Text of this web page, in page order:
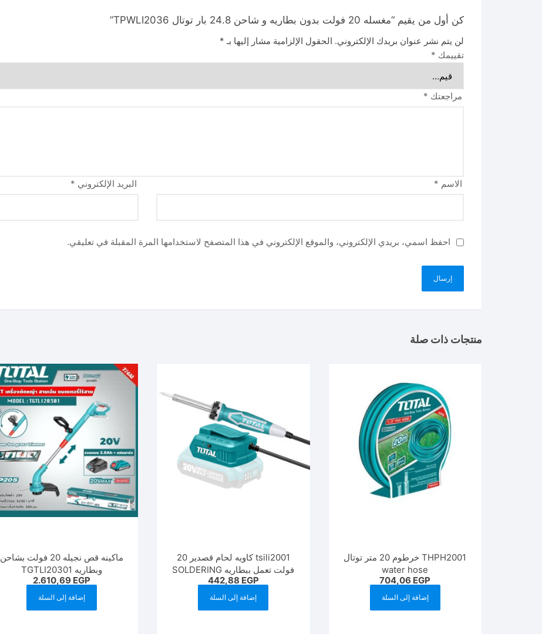
كن أول من يقيم “مغسله 20 فولت بدون بطاريه و شاحن 24.8 بار توتال TPWLI2036”
لن يتم نشر عنوان بريدك الإلكتروني. الحقول الإلزامية مشار إليها بـ *
تقييمك *
مراجعتك *
الاسم * البريد الإلكتروني *
احفظ اسمي، بريدي الإلكتروني، والموقع الإلكتروني في هذا المتصفح لاستخدامها المرة المقبلة في تعليقي.
منتجات ذات صلة
THPH2001 خرطوم 20 متر توتال
water hose
704,06 EGP
إضافة إلى السلة
tsili2001 كاويه لحام قصدير 20
فولت تعمل ببطاريه SOLDERING
IRON 20V
442,88 EGP
إضافة إلى السلة
ماكينه قص نجيله 20 فولت بشاحن
وبطاريه TGTLI20301
2.610,69 EGP
إضافة إلى السلة